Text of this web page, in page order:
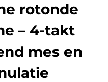
rotonde
– 4-takt
mes en